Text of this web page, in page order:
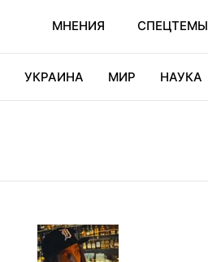
МНЕНИЯ СПЕЦТЕМЫ
УКРАИНА МИР НАУКА